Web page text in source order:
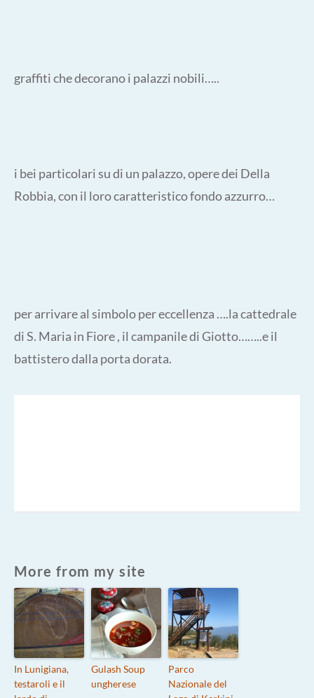
graffiti che decorano i palazzi nobili…..
i bei particolari su di un palazzo, opere dei Della
Robbia, con il loro caratteristico fondo azzurro…
per arrivare al simbolo per eccellenza ….la cattedrale
di S. Maria in Fiore , il campanile di Giotto……..e il
battistero dalla porta dorata.
More from my site
In Lunigiana,
testaroli e il
Gulash Soup
ungherese
Parco
Nazionale del